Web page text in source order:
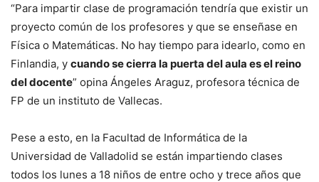
“Para impartir clase de programación tendría que existir un
proyecto común de los profesores y que se enseñase en
Física o Matemáticas. No hay tiempo para idearlo, como en
Finlandia, y cuando se cierra la puerta del aula es el reino
del docente” opina Ángeles Araguz, profesora técnica de
FP de un instituto de Vallecas.
Pese a esto, en la Facultad de Informática de la
Universidad de Valladolid se están impartiendo clases
todos los lunes a 18 niños de entre ocho y trece años que